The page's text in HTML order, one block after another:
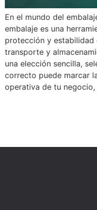
En el mundo del
embalaje es una
protección y
transporte y
una elección sencilla,
correcto puede marcar
operativa de tu